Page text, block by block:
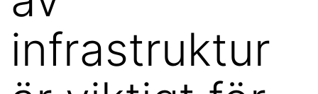
infrastruktur